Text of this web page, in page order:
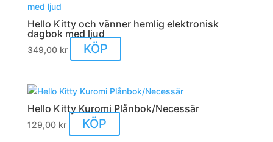
Hello Kitty och vänner hemlig elektronisk
dagbok med ljud
349,00 kr KÖP
Hello Kitty Kuromi Plånbok/Necessär
129,00 kr KÖP